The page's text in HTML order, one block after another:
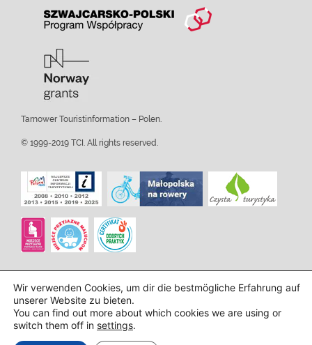
Tarnower Touristinformation – Polen.
© 1999-2019 TCI. All rights reserved.
Design und Implementierung:
Wir verwenden Cookies, um dir die bestmögliche Erfahrung auf
unserer Website zu bieten.
You can find out more about which cookies we are using or
switch them off in settings.